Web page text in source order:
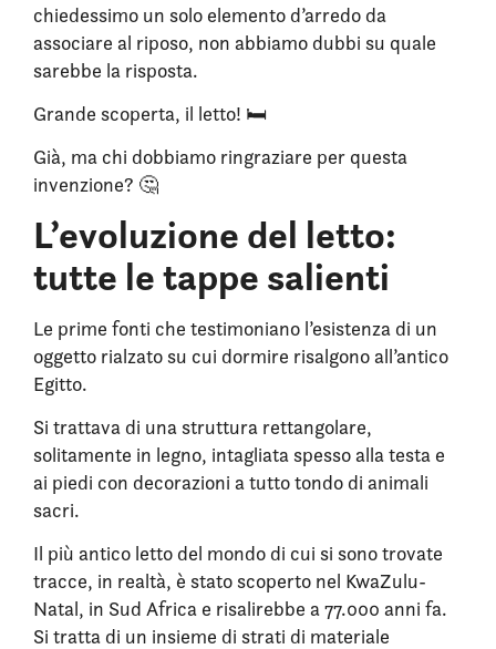
chiedessimo un solo elemento d’arredo da
associare al riposo, non abbiamo dubbi su quale
sarebbe la risposta.
Grande scoperta, il letto! 🛏️
Già, ma chi dobbiamo ringraziare per questa
invenzione? 🤔
L’evoluzione del letto:
tutte le tappe salienti
Le prime fonti che testimoniano l’esistenza di un
oggetto rialzato su cui dormire risalgono all’antico
Egitto.
Si trattava di una struttura rettangolare,
solitamente in legno, intagliata spesso alla testa e
ai piedi con decorazioni a tutto tondo di animali
sacri.
Il più antico letto del mondo di cui si sono trovate
tracce, in realtà, è stato scoperto nel KwaZulu-
Natal, in Sud Africa e risalirebbe a 77.000 anni fa.
Si tratta di un insieme di strati di materiale